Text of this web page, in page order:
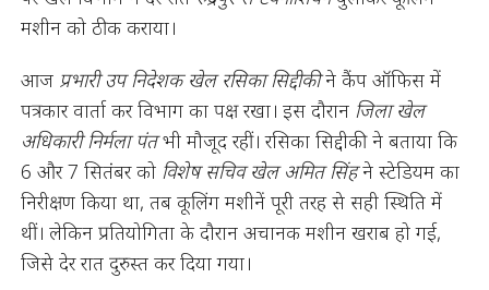
मशीन को ठीक कराया।
आज प्रभारी उप निदेशक खेल रसिका सिद्दीकीने कैंप ऑफिस में
पत्रकार वार्ता कर विभाग का पक्ष रखा। इस दौरान जिला खेल
अधिकारी निर्मला पंतभी मौजूद रहीं। रसिका सिद्दीकी ने बताया कि
6 और 7 सितंबर को विशेष सचिव खेल अमित सिंहने स्टेडियम का
निरीक्षण किया था, तब कूलिंग मशीनें पूरी तरह से सही स्थिति में
थीं। लेकिन प्रतियोगिता के दौरान अचानक मशीन खराब हो गई,
जिसे देर रात दुरुस्त कर दिया गया।